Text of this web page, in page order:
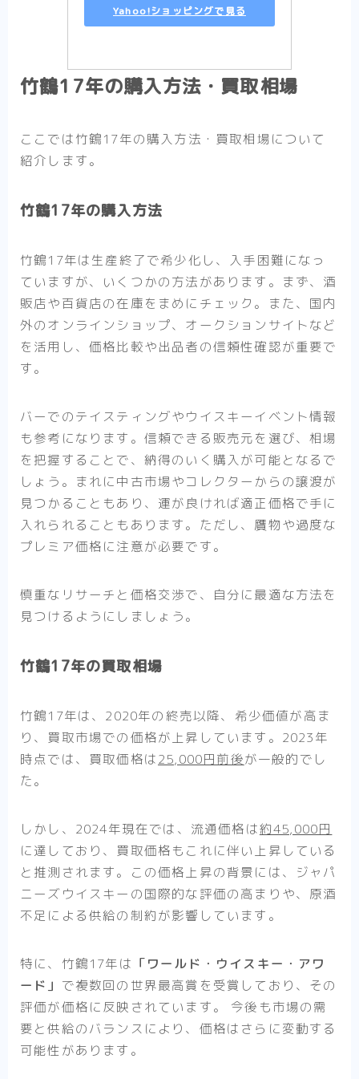
Yahoo!ショッピングで見る
竹鶴17年の購入方法・買取相場
ここでは竹鶴17年の購入方法・買取相場について
紹介します。
竹鶴17年の購入方法
竹鶴17年は生産終了で希少化し、入手困難になっ
ていますが、いくつかの方法があります。まず、酒
販店や百貨店の在庫をまめにチェック。また、国内
外のオンラインショップ、オークションサイトなど
を活用し、価格比較や出品者の信頼性確認が重要で
す。
バーでのテイスティングやウイスキーイベント情報
も参考になります。信頼できる販売元を選び、相場
を把握することで、納得のいく購入が可能となるで
しょう。まれに中古市場やコレクターからの譲渡が
見つかることもあり、運が良ければ適正価格で手に
入れられることもあります。ただし、贋物や過度な
プレミア価格に注意が必要です。
慎重なリサーチと価格交渉で、自分に最適な方法を
見つけるようにしましょう。
竹鶴17年の買取相場
竹鶴17年は、2020年の終売以降、希少価値が高ま
り、買取市場での価格が上昇しています。2023年
時点では、買取価格は25,000円前後が一般的でし
た。
しかし、2024年現在では、流通価格は約45,000円
に達しており、買取価格もこれに伴い上昇している
と推測されます。この価格上昇の背景には、ジャパ
ニーズウイスキーの国際的な評価の高まりや、原酒
不足による供給の制約が影響しています。
特に、竹鶴17年は 「ワールド・ウイスキー・アワ
ード」 で複数回の世界最高賞を受賞しており、その
評価が価格に反映されています。 今後も市場の需
要と供給のバランスにより、価格はさらに変動する
可能性があります。